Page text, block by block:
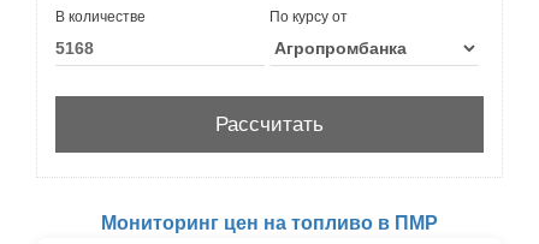
В количестве По курсу от
Мониторинг цен на топливо в ПМР